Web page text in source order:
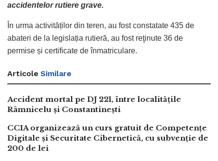
accidentelor rutiere grave.
În urma activităților din teren, au fost constatate 435 de
abateri de la legislația rutieră, au fost reţinute 36 de
permise și certificate de înmatriculare.
Articole Similare
Accident mortal pe DJ 221, între localitățile
Râmnicelu și Constantinești
CCIA organizează un curs gratuit de Competențe
Digitale și Securitate Cibernetică, cu subvenție de
200 de lei